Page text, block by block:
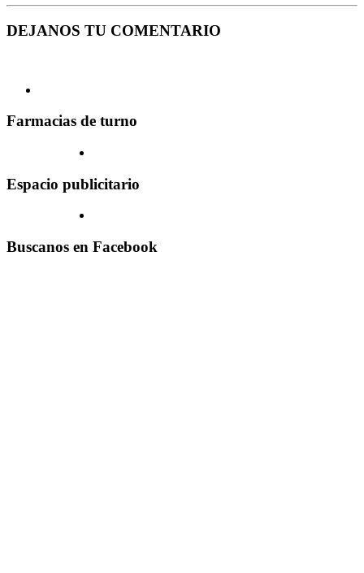
DEJANOS TU COMENTARIO
Farmacias de turno
Espacio publicitario
Buscanos en Facebook